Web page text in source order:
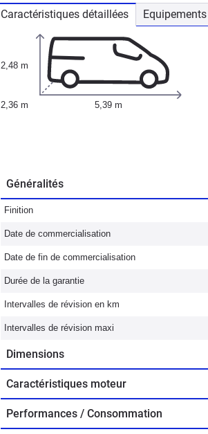
Caractéristiques détaillées
2,48 m
2,36 m 5,39 m
Généralités
Finition
Date de commercialisation
Date de fin de commercialisation
Durée de la garantie
Intervalles de révision en km
Intervalles de révision maxi
Dimensions
Caractéristiques moteur
Performances / Consommation